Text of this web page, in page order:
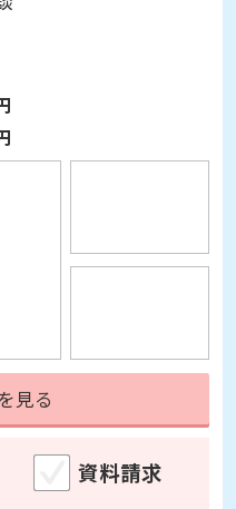
15件中 1件～15件を表示